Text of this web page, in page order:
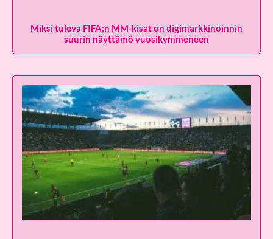
Miksi tuleva FIFA:n MM-kisat on digimarkkinoinnin
suurin näyttämö vuosikymmeneen